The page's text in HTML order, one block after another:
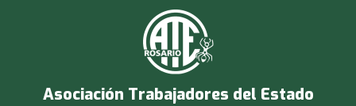
Asociación Trabajadores del Estado